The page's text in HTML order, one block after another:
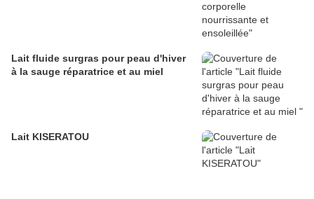
Lait fluide surgras pour peau d'hiver
à la sauge réparatrice et au miel
Lait KISERATOU